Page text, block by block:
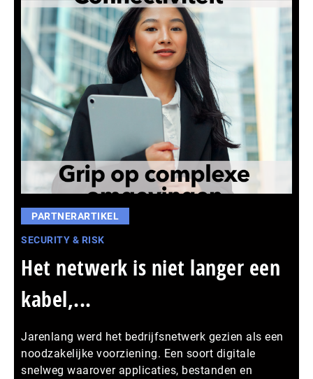
PARTNERARTIKEL
SECURITY & RISK
Het netwerk is niet langer een
kabel,...
Jarenlang werd het bedrijfsnetwerk gezien als een
noodzakelijke voorziening. Een soort digitale
snelweg waarover applicaties, bestanden en